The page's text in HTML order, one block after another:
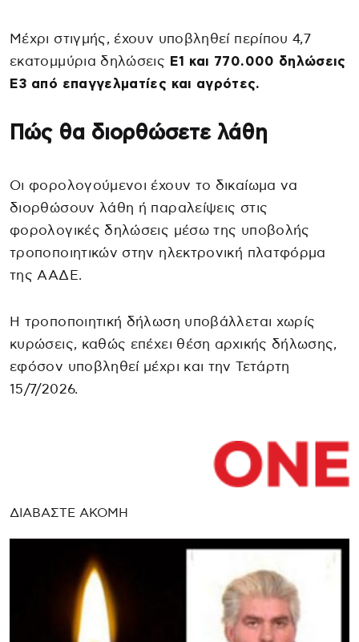
Μέχρι στιγμής, έχουν υποβληθεί περίπου 4,7
εκατομμύρια δηλώσεις Ε1 και 770.000 δηλώσεις
Ε3 από επαγγελματίες και αγρότες.
Πώς θα διορθώσετε λάθη
Οι φορολογούμενοι έχουν το δικαίωμα να
διορθώσουν λάθη ή παραλείψεις στις
φορολογικές δηλώσεις μέσω της υποβολής
τροποποιητικών στην ηλεκτρονική πλατφόρμα
της ΑΑΔΕ.
Η τροποποιητική δήλωση υποβάλλεται χωρίς
κυρώσεις, καθώς επέχει θέση αρχικής δήλωσης,
εφόσον υποβληθεί μέχρι και την Τετάρτη
15/7/2026.
ΔΙΑΒΑΣΤΕ ΑΚΟΜΗ